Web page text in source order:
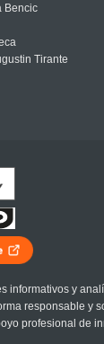
Bencic
Tirante
informativos y
responsable y
profesional de